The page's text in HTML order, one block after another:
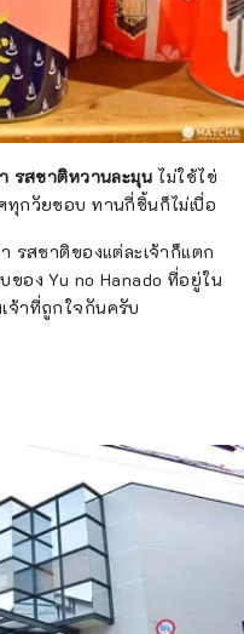
รสชาติหวานละมุน ไม่ใช้ไข่
ทุกวัยชอบ ทานกี่ชิ้นก็ไม่เบื่อ
รสชาติของแต่ละเจ้าก็แตก
อง Yu no Hanado ที่อยู่ใน
จ้าที่ถูกใจกันครับ